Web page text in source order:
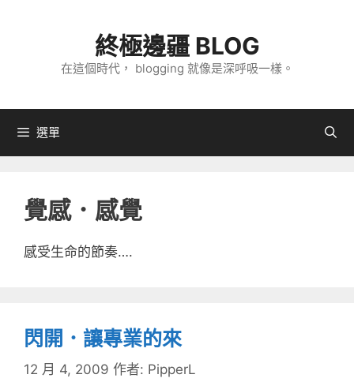
內
終極邊疆 BLOG
在這個時代， blogging 就像是深呼吸一樣。
選單
覺感．感覺
感受生命的節奏….
閃開．讓專業的來
12 月 4, 2009 作者: PipperL